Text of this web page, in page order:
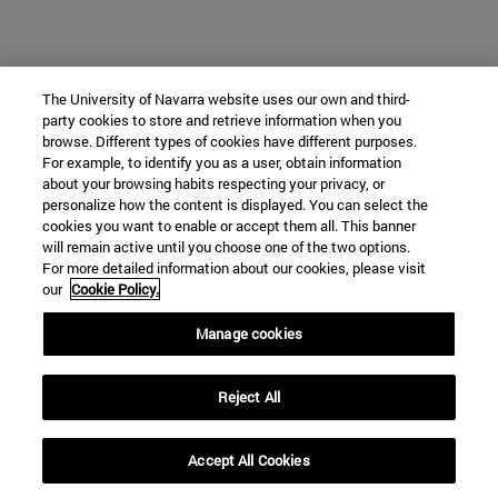
The University of Navarra website uses our own and third-
party cookies to store and retrieve information when you
browse. Different types of cookies have different purposes.
For example, to identify you as a user, obtain information
about your browsing habits respecting your privacy, or
personalize how the content is displayed. You can select the
cookies you want to enable or accept them all. This banner
will remain active until you choose one of the two options.
For more detailed information about our cookies, please visit
our Cookie Policy.
Manage cookies
Reject All
Accept All Cookies